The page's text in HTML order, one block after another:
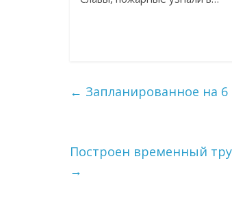
← Запланированное на
Построен временный
→